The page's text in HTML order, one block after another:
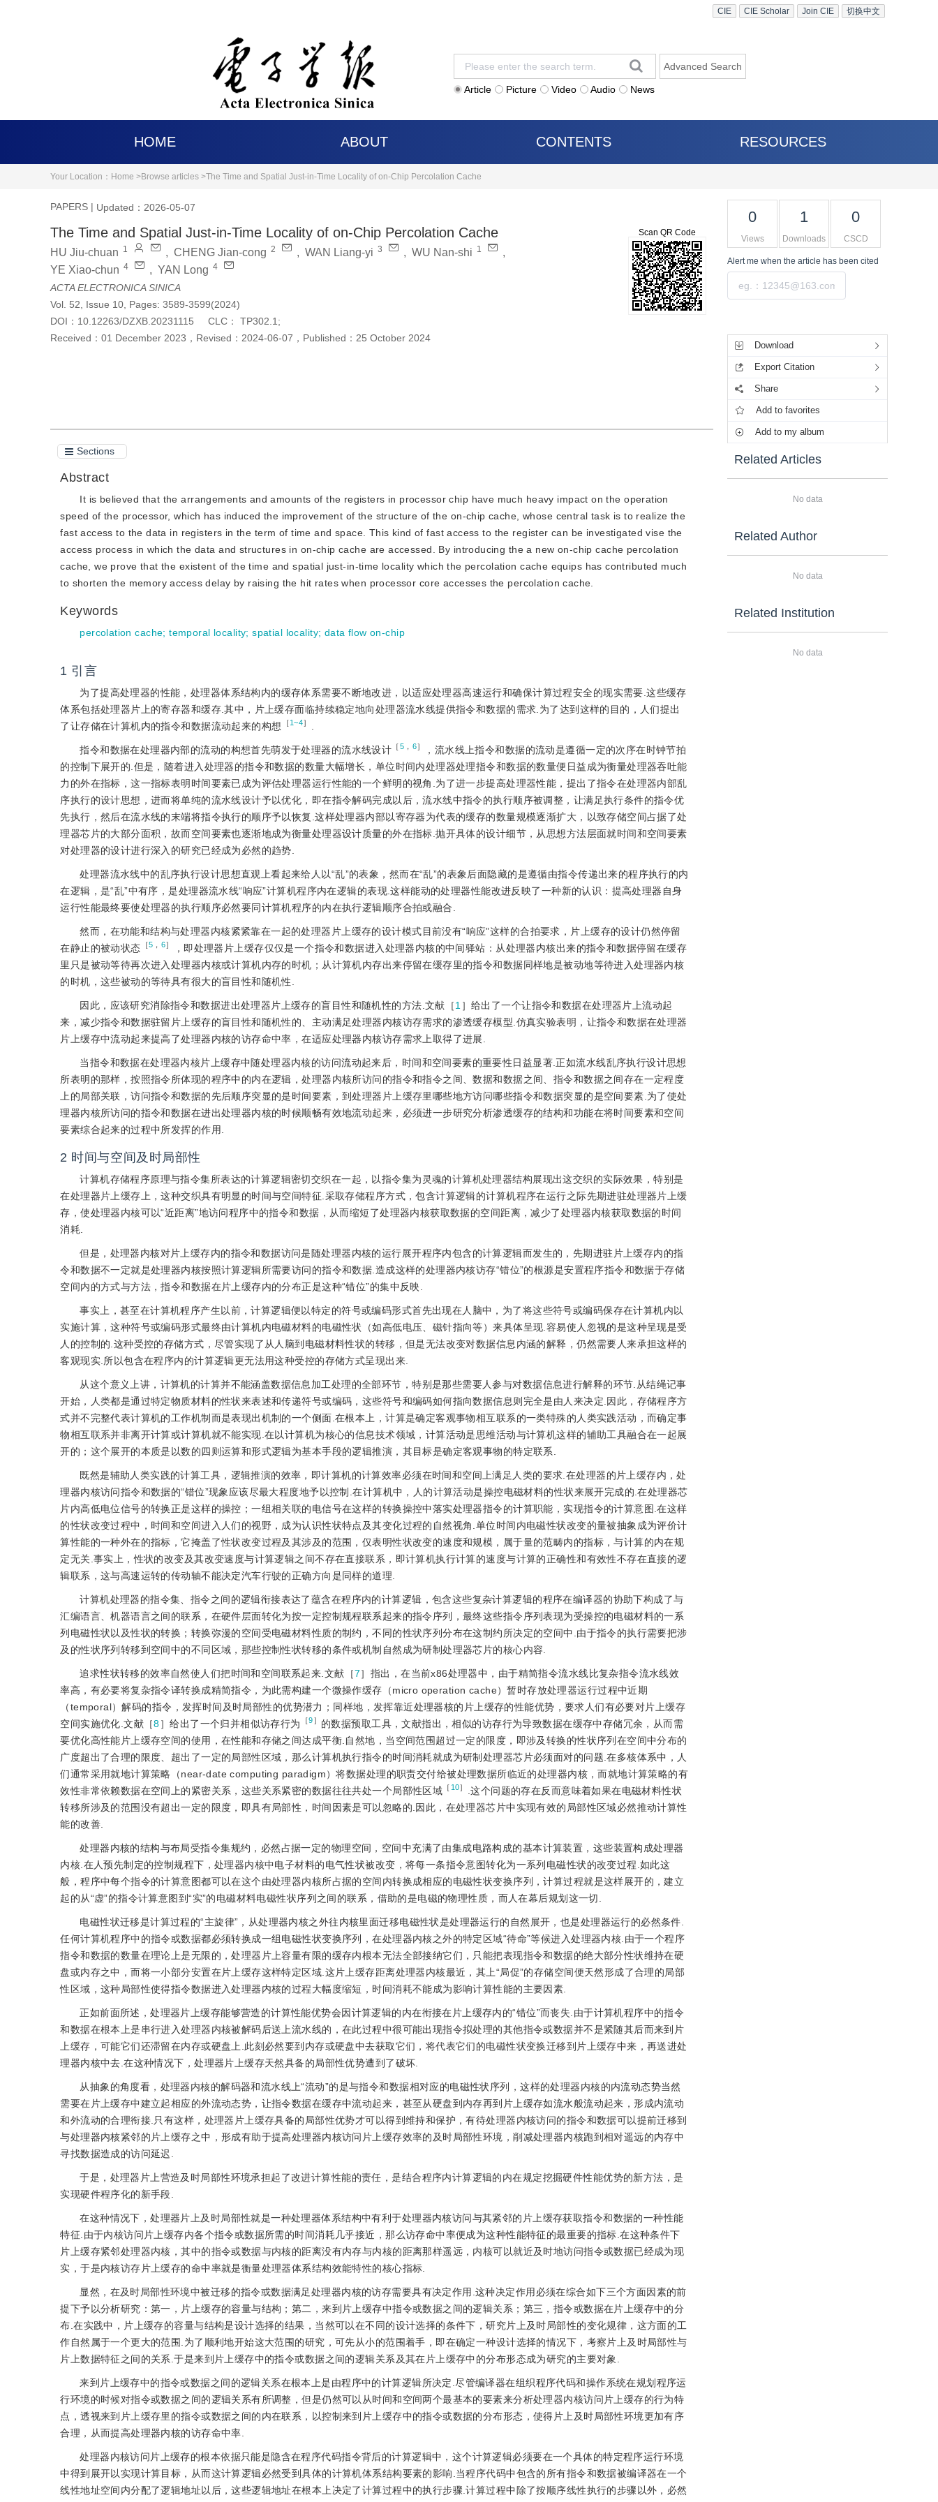
切换中文
Join CIE
CIE Scholar
CIE
Article Picture Video Audio News
Advanced Search
HOME ABOUT CONTENTS RESOURCES
Your Location： Home >Browse articles >The Time and Spatial Just-in-Time Locality of on-Chip Percolation Cache
PAPERS | Updated：2026-05-07
The Time and Spatial Just-in-Time Locality of on-Chip Percolation Cache
HU Jiu-chuan 1 , CHENG Jian-cong 2 , WAN Liang-yi 3 , WU Nan-shi 1
,
YE Xiao-chun 4 , YAN Long 4
ACTA ELECTRONICA SINICA
Vol. 52, Issue 10, Pages: 3589-3599(2024)
DOI： 10.12263/DZXB.20231115 CLC：
TP302.1;
Received： 01 December 2023 ， Revised： 2024-06-07 ， Published： 25 October 2024
Scan QR Code
Sections
Abstract
It is believed that the arrangements and amounts of the registers in processor chip have much heavy impact on the operation
speed of the processor, which has induced the improvement of the structure of the on-chip cache, whose central task is to realize the
fast access to the data in registers in the term of time and space. This kind of fast access to the register can be investigated vise the
access process in which the data and structures in on-chip cache are accessed. By introducing the a new on-chip cache percolation
cache, we prove that the existent of the time and spatial just-in-time locality which the percolation cache equips has contributed much
to shorten the memory access delay by raising the hit rates when processor core accesses the percolation cache.
Keywords
percolation cache;temporal locality;spatial locality; data flow on-chip
1 引言
为了提高处理器的性能，处理器体系结构内的缓存体系需要不断地改进，以适应处理器高速运行和确保计算过程安全的现实需要.这些缓存
体系包括处理器片上的寄存器和缓存.其中，片上缓存面临持续稳定地向处理器流水线提供指令和数据的需求.为了达到这样的目的，人们提出
了让存储在计算机内的指令和数据流动起来的构想
［1~4］
指令和数据在处理器内部的流动的构想首先萌发于处理器的流水线设计 ［5 ， 6］
，流水线上指令和数据的流动是遵循一定的次序在时钟节拍
的控制下展开的.但是，随着进入处理器的指令和数据的数量大幅增长，单位时间内处理器处理指令和数据的数量便日益成为衡量处理器吞吐能
力的外在指标，这一指标表明时间要素已成为评估处理器运行性能的一个鲜明的视角.为了进一步提高处理器性能，提出了指令在处理器内部乱
序执行的设计思想，进而将单纯的流水线设计予以优化，即在指令解码完成以后，流水线中指令的执行顺序被调整，让满足执行条件的指令优
先执行，然后在流水线的末端将指令执行的顺序予以恢复.这样处理器内部以寄存器为代表的缓存的数量规模逐渐扩大，以致存储空间占据了处
理器芯片的大部分面积，故而空间要素也逐渐地成为衡量处理器设计质量的外在指标.抛开具体的设计细节，从思想方法层面就时间和空间要素
对处理器的设计进行深入的研究已经成为必然的趋势.
处理器流水线中的乱序执行设计思想直观上看起来给人以“乱”的表象，然而在“乱”的表象后面隐藏的是遵循由指令传递出来的程序执行的内
在逻辑，是“乱”中有序，是处理器流水线“响应”计算机程序内在逻辑的表现.这样能动的处理器性能改进反映了一种新的认识：提高处理器自身
运行性能最终要使处理器的执行顺序必然要同计算机程序的内在执行逻辑顺序合拍或融合.
然而，在功能和结构与处理器内核紧紧靠在一起的处理器片上缓存的设计模式目前没有“响应”这样的合拍要求，片上缓存的设计仍然停留
在静止的被动状态 ［5 ， 6］
，即处理器片上缓存仅仅是一个指令和数据进入处理器内核的中间驿站：从处理器内核出来的指令和数据停留在缓存
里只是被动等待再次进入处理器内核或计算机内存的时机；从计算机内存出来停留在缓存里的指令和数据同样地是被动地等待进入处理器内核
的时机，这些被动的等待具有很大的盲目性和随机性.
因此，应该研究消除指令和数据进出处理器片上缓存的盲目性和随机性的方法.文献［1 ］给出了一个让指令和数据在处理器片上流动起
来，减少指令和数据驻留片上缓存的盲目性和随机性的、主动满足处理器内核访存需求的渗透缓存模型.仿真实验表明，让指令和数据在处理器
片上缓存中流动起来提高了处理器内核的访存命中率，在适应处理器内核访存需求上取得了进展.
当指令和数据在处理器内核片上缓存中随处理器内核的访问流动起来后，时间和空间要素的重要性日益显著.正如流水线乱序执行设计思想
所表明的那样，按照指令所体现的程序中的内在逻辑，处理器内核所访问的指令和指令之间、数据和数据之间、指令和数据之间存在一定程度
上的局部关联，访问指令和数据的先后顺序突显的是时间要素，到处理器片上缓存里哪些地方访问哪些指令和数据突显的是空间要素.为了使处
理器内核所访问的指令和数据在进出处理器内核的时候顺畅有效地流动起来，必须进一步研究分析渗透缓存的结构和功能在将时间要素和空间
要素综合起来的过程中所发挥的作用.
2 时间与空间及时局部性
计算机存储程序原理与指令集所表达的计算逻辑密切交织在一起，以指令集为灵魂的计算机处理器结构展现出这交织的实际效果，特别是
在处理器片上缓存上，这种交织具有明显的时间与空间特征.采取存储程序方式，包含计算逻辑的计算机程序在运行之际先期进驻处理器片上缓
存，使处理器内核可以“近距离”地访问程序中的指令和数据，从而缩短了处理器内核获取数据的空间距离，减少了处理器内核获取数据的时间
消耗.
但是，处理器内核对片上缓存内的指令和数据访问是随处理器内核的运行展开程序内包含的计算逻辑而发生的，先期进驻片上缓存内的指
令和数据不一定就是处理器内核按照计算逻辑所需要访问的指令和数据.造成这样的处理器内核访存“错位”的根源是安置程序指令和数据于存储
空间内的方式与方法，指令和数据在片上缓存内的分布正是这种“错位”的集中反映.
事实上，甚至在计算机程序产生以前，计算逻辑便以特定的符号或编码形式首先出现在人脑中，为了将这些符号或编码保存在计算机内以
实施计算，这种符号或编码形式最终由计算机内电磁材料的电磁性状（如高低电压、磁针指向等）来具体呈现.容易使人忽视的是这种呈现是受
人的控制的.这种受控的存储方式，尽管实现了从人脑到电磁材料性状的转移，但是无法改变对数据信息内涵的解释，仍然需要人来承担这样的
客观现实.所以包含在程序内的计算逻辑更无法用这种受控的存储方式呈现出来.
从这个意义上讲，计算机的计算并不能涵盖数据信息加工处理的全部环节，特别是那些需要人参与对数据信息进行解释的环节.从结绳记事
开始，人类都是通过特定物质材料的性状来表述和传递符号或编码，这些符号和编码如何指向数据信息则完全是由人来决定.因此，存储程序方
式并不完整代表计算机的工作机制而是表现出机制的一个侧面.在根本上，计算是确定客观事物相互联系的一类特殊的人类实践活动，而确定事
物相互联系并非离开计算或计算机就不能实现.在以计算机为核心的信息技术领域，计算活动是思维活动与计算机这样的辅助工具融合在一起展
开的；这个展开的本质是以数的四则运算和形式逻辑为基本手段的逻辑推演，其目标是确定客观事物的特定联系.
既然是辅助人类实践的计算工具，逻辑推演的效率，即计算机的计算效率必须在时间和空间上满足人类的要求.在处理器的片上缓存内，处
理器内核访问指令和数据的“错位”现象应该尽最大程度地予以控制.在计算机中，人的计算活动是操控电磁材料的性状来展开完成的.在处理器芯
片内高低电位信号的转换正是这样的操控；一组相关联的电信号在这样的转换操控中落实处理器指令的计算职能，实现指令的计算意图.在这样
的性状改变过程中，时间和空间进入人们的视野，成为认识性状特点及其变化过程的自然视角.单位时间内电磁性状改变的量被抽象成为评价计
算性能的一种外在的指标，它掩盖了性状改变过程及其涉及的范围，仅表明性状改变的速度和规模，属于量的范畴内的指标，与计算的内在规
定无关.事实上，性状的改变及其改变速度与计算逻辑之间不存在直接联系，即计算机执行计算的速度与计算的正确性和有效性不存在直接的逻
辑联系，这与高速运转的传动轴不能决定汽车行驶的正确方向是同样的道理.
计算机处理器的指令集、指令之间的逻辑衔接表达了蕴含在程序内的计算逻辑，包含这些复杂计算逻辑的程序在编译器的协助下构成了与
汇编语言、机器语言之间的联系，在硬件层面转化为按一定控制规程联系起来的指令序列，最终这些指令序列表现为受操控的电磁材料的一系
列电磁性状以及性状的转换；转换弥漫的空间受电磁材料性质的制约，不同的性状序列分布在这制约所决定的空间中.由于指令的执行需要把涉
及的性状序列转移到空间中的不同区域，那些控制性状转移的条件或机制自然成为研制处理器芯片的核心内容.
追求性状转移的效率自然使人们把时间和空间联系起来.文献［7］指出，在当前x86处理器中，由于精简指令流水线比复杂指令流水线效
率高，有必要将复杂指令译转换成精简指令，为此需构建一个微操作缓存（micro operation cache）暂时存放处理器运行过程中近期
（temporal）解码的指令，发挥时间及时局部性的优势潜力；同样地，发挥靠近处理器核的片上缓存的性能优势，要求人们有必要对片上缓存
空间实施优化.文献‍［8］给出了一个归并相似访存行为 ［9］ 的数据预取工具，文献指出，相似的访存行为导致数据在缓存中存储冗余，从而需
要优化高性能片上缓存空间的使用，在性能和存储之间达成平衡.自然地，当空间范围超过一定的限度，即涉及转换的性状序列在空间中分布的
广度超出了合理的限度、超出了一定的局部性区域，那么计算机执行指令的时间消耗就成为研制处理器芯片必须面对的问题.在多核体系中，人
们通常采用就地计算策略（near-date computing paradigm）将数据处理的职责交付给被处理数据所临近的处理器内核，而就地计算策略的有
效性非常依赖数据在空间上的紧密关系，这些关系紧密的数据往往共处一个局部性区域 ［ 10］
.这个问题的存在反而意味着如果在电磁材料性状
转移所涉及的范围没有超出一定的限度，即具有局部性，时间因素是可以忽略的.因此，在处理器芯片中实现有效的局部性区域必然推动计算性
能的改善.
处理器内核的结构与布局受指令集规约，必然占据一定的物理空间，空间中充满了由集成电路构成的基本计算装置，这些装置构成处理器
内核.在人预先制定的控制规程下，处理器内核中电子材料的电气性状被改变，将每一条指令意图转化为一系列电磁性状的改变过程.如此这
般，程序中每个指令的计算意图都可以在这个由处理器内核所占据的空间内转换成相应的电磁性状变换序列，计算过程就是这样展开的，建立
起的从“虚”的指令计算意图到“实”的电磁材料电磁性状序列之间的联系，借助的是电磁的物理性质，而人在幕后规划这一切.
电磁性状迁移是计算过程的“主旋律”，从处理器内核之外往内核里面迁移电磁性状是处理器运行的自然展开，也是处理器运行的必然条件.
任何计算机程序中的指令或数据都必须转换成一组电磁性状变换序列，在处理器内核之外的特定区域“待命”等候进入处理器内核.由于一个程序
指令和数据的数量在理论上是无限的，处理器片上容量有限的缓存内根本无法全部接纳它们，只能把表现指令和数据的绝大部分性状维持在硬
盘或内存之中，而将一小部分安置在片上缓存这样特定区域.这片上缓存距离处理器内核最近，其上“局促”的存储空间便天然形成了合理的局部
性区域，这种局部性使得指令数据进入处理器内核的过程大幅度缩短，时间消耗不能成为影响计算性能的主要因素.
正如前面所述，处理器片上缓存能够营造的计算性能优势会因计算逻辑的内在衔接在片上缓存内的“错位”而丧失.由于计算机程序中的指令
和数据在根本上是串行进入处理器内核被解码后送上流水线的，在此过程中很可能出现指令拟处理的其他指令或数据并不是紧随其后而来到片
上缓存，可能它们还滞留在内存或硬盘上.此刻必然要到内存或硬盘中去获取它们，将代表它们的电磁性状变换迁移到片上缓存中来，再送进处
理器内核中去.在这种情况下，处理器片上缓存天然具备的局部性优势遭到了破坏.
从抽象的角度看，处理器内核的解码器和流水线上“流动”的是与指令和数据相对应的电磁性状序列，这样的处理器内核的内流动态势当然
需要在片上缓存中建立起相应的外流动态势，让指令数据在缓存中流动起来，甚至从硬盘到内存再到片上缓存如流水般流动起来，形成内流动
和外流动的合理衔接.只有这样，处理器片上缓存具备的局部性优势才可以得到维持和保护，有待处理器内核访问的指令和数据可以提前迁移到
与处理器内核紧邻的片上缓存之中，形成有助于提高处理器内核访问片上缓存效率的及时局部性环境，削减处理器内核跑到相对遥远的内存中
寻找数据造成的访问延迟.
于是，处理器片上营造及时局部性环境承担起了改进计算性能的责任，是结合程序内计算逻辑的内在规定挖掘硬件性能优势的新方法，是
实现硬件程序化的新手段.
在这种情况下，处理器片上及时局部性就是一种处理器体系结构中有利于处理器内核访问与其紧邻的片上缓存获取指令和数据的一种性能
特征.由于内核访问片上缓存内各个指令或数据所需的时间消耗几乎接近，那么访存命中率便成为这种性能特征的最重要的指标.在这种条件下
片上缓存紧邻处理器内核，其中的指令或数据与内核的距离没有内存与内核的距离那样遥远，内核可以就近及时地访问指令或数据已经成为现
实，于是内核访存片上缓存的命中率就是衡量处理器体系结构效能特性的核心指标.
显然，在及时局部性环境中被迁移的指令或数据满足处理器内核的访存需要具有决定作用.这种决定作用必须在综合如下三个方面因素的前
提下予以分析研究：第一，片上缓存的容量与结构；第二，来到片上缓存中指令或数据之间的逻辑关系；第三，指令或数据在片上缓存中的分
布.在实践中，片上缓存的容量与结构是设计选择的结果，当然可以在不同的设计选择的条件下，研究片上及时局部性的变化规律，这方面的工
作自然属于一个更大的范围.为了顺利地开始这大范围的研究，可先从小的范围着手，即在确定一种设计选择的情况下，考察片上及时局部性与
片上数据特征之间的关系.于是来到片上缓存中的指令或数据之间的逻辑关系及其在片上缓存中的分布形态成为研究的主要对象.
来到片上缓存中的指令或数据之间的逻辑关系在根本上是由程序中的计算逻辑所决定.尽管编译器在组织程序代码和操作系统在规划程序运
行环境的时候对指令或数据之间的逻辑关系有所调整，但是仍然可以从时间和空间两个最基本的要素来分析处理器内核访问片上缓存的行为特
点，透视来到片上缓存里的指令或数据之间的内在联系，以控制来到片上缓存中的指令或数据的分布形态，使得片上及时局部性环境更加有序
合理，从而提高处理器内核的访存命中率.
处理器内核访问片上缓存的根本依据只能是隐含在程序代码指令背后的计算逻辑中，这个计算逻辑必须要在一个具体的特定程序运行环境
中得到展开以实现计算目标，从而这计算逻辑必然受到具体的计算机体系结构要素的影响.当程序代码中包含的所有指令和数据被编译器在一个
线性地址空间内分配了逻辑地址以后，这些逻辑地址在根本上决定了计算过程中的执行步骤.计算过程中除了按顺序线性执行的步骤以外，必然
0
Views
1
Downloads
0
CSCD
Alert me when the article has been cited
Download
Export Citation
Share
Add to favorites
Add to my album
Related Articles
No data
Related Author
No data
Related Institution
No data